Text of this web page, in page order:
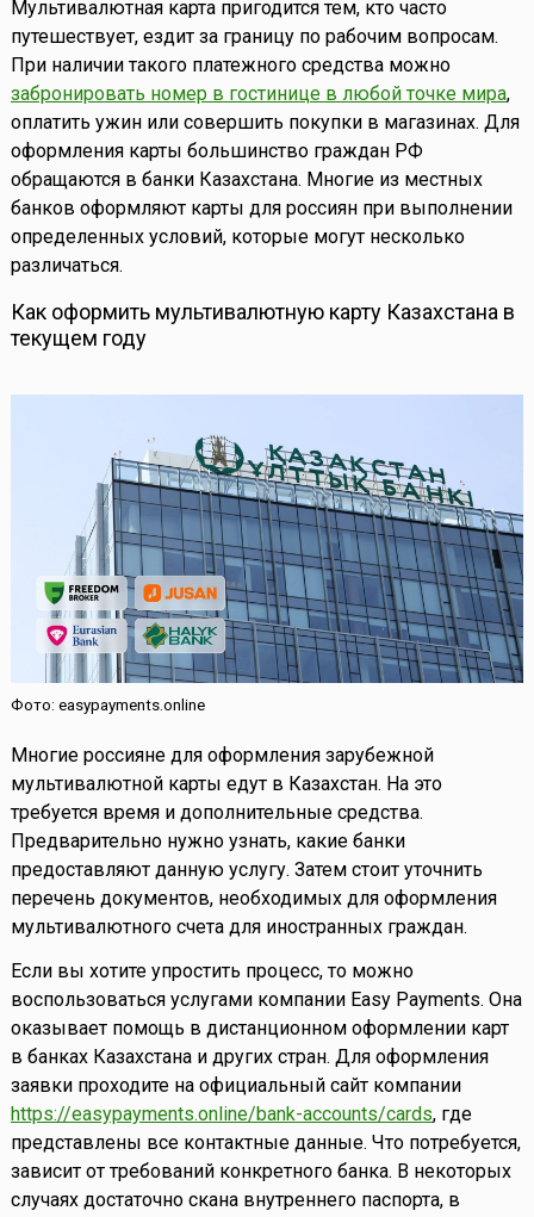
Мультивалютная карта пригодится тем, кто часто
путешествует, ездит за границу по рабочим вопросам.
При наличии такого платежного средства можно
забронировать номер в гостинице в любой точке мира,
оплатить ужин или совершить покупки в магазинах. Для
оформления карты большинство граждан РФ
обращаются в банки Казахстана. Многие из местных
банков оформляют карты для россиян при выполнении
определенных условий, которые могут несколько
различаться.
Как оформить мультивалютную карту Казахстана в
текущем году
Фото: easypayments.online
Многие россияне для оформления зарубежной
мультивалютной карты едут в Казахстан. На это
требуется время и дополнительные средства.
Предварительно нужно узнать, какие банки
предоставляют данную услугу. Затем стоит уточнить
перечень документов, необходимых для оформления
мультивалютного счета для иностранных граждан.
Если вы хотите упростить процесс, то можно
воспользоваться услугами компании Easy Payments. Она
оказывает помощь в дистанционном оформлении карт
в банках Казахстана и других стран. Для оформления
заявки проходите на официальный сайт компании
https://easypayments.online/bank-accounts/cards, где
представлены все контактные данные. Что потребуется,
зависит от требований конкретного банка. В некоторых
случаях достаточно скана внутреннего паспорта, в